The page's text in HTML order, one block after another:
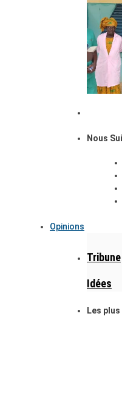
Nous
Opinions
Tribune
Idées
Les